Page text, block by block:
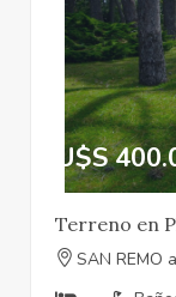
U$S
Terreno en
SAN REMO